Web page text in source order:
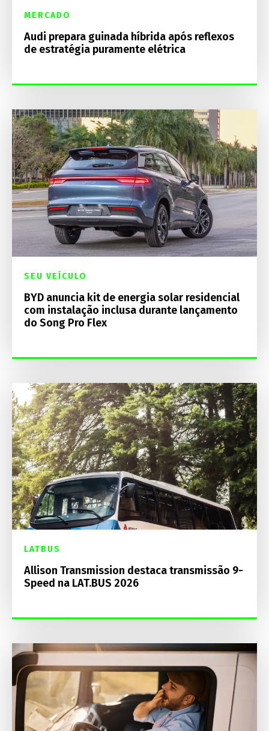
MERCADO
Audi prepara guinada híbrida após reflexos
de estratégia puramente elétrica
SEU VEÍCULO
BYD anuncia kit de energia solar residencial
com instalação inclusa durante lançamento
do Song Pro Flex
LATBUS
Allison Transmission destaca transmissão 9-
Speed na LAT.BUS 2026